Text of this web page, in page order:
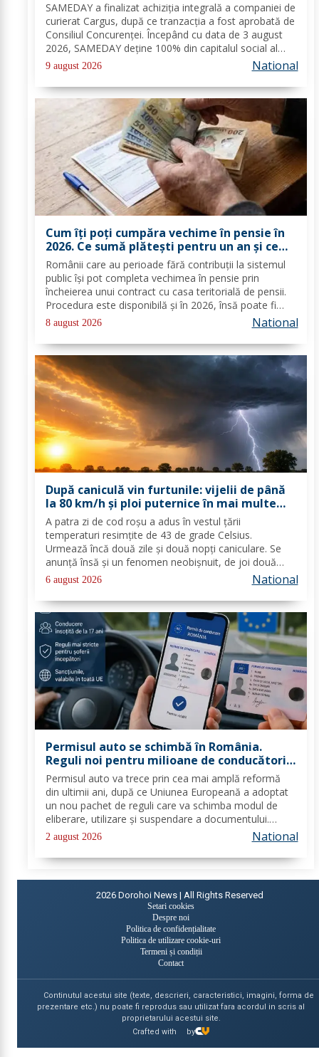
SAMEDAY a finalizat achiziția integrală a companiei de
curierat Cargus, după ce tranzacția a fost aprobată de
Consiliul Concurenței. Începând cu data de 3 august
2026, SAMEDAY deține 100% din capitalul social al
Cargus, au anunțat marți, 4 august, reprezentanții
companiei. Companiile nu au anunțat...
9 august 2026 National
Cum îți poți cumpăra vechime în pensie în
2026. Ce sumă plătești pentru un an și ce
documente trebuie depuse
Românii care au perioade fără contribuții la sistemul
public își pot completa vechimea în pensie prin
încheierea unui contract cu casa teritorială de pensii.
Procedura este disponibilă și în 2026, însă poate fi
folosită doar în condițiile prevăzute de lege. Costul
depinde de salariul minim brut...
8 august 2026 National
După caniculă vin furtunile: vijelii de până
la 80 km/h și ploi puternice în mai multe
zone
A patra zi de cod roşu a adus în vestul ţării
temperaturi resimţite de 43 de grade Celsius.
Urmează încă două zile şi două nopţi caniculare. Se
anunţă însă şi un fenomen neobişnuit, de joi două
alerte extreme vor fi în vigoare în acelaşi timp în mare
parte din ţară: un cod de caniculă şi unul de...
6 august 2026 National
Permisul auto se schimbă în România.
Reguli noi pentru milioane de conducători
auto
Permisul auto va trece prin cea mai amplă reformă
din ultimii ani, după ce Uniunea Europeană a adoptat
un nou pachet de reguli care va schimba modul de
eliberare, utilizare și suspendare a documentului.
România va trebui să transpună noile prevederi în
legislația națională până în 2028, iar cele...
2 august 2026 National
2026 Dorohoi News | All Rights Reserved
Setari cookies
Despre noi
Politica de confidențialitate
Politica de utilizare cookie-uri
Termeni și condiții
Contact
Continutul acestui site (texte, descrieri, caracteristici, imagini, forma de
prezentare etc.) nu poate fi reprodus sau utilizat fara acordul in scris al
proprietarului acestui site.
Crafted with
by